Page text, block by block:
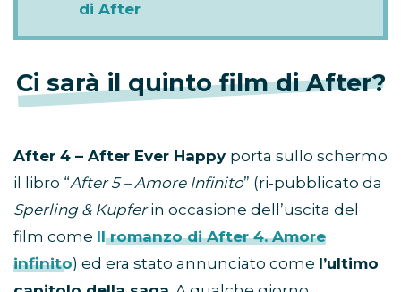
di After
Ci sarà il quinto film di After?
After 4 – After Ever Happy porta sullo schermo
il libro “After 5 – Amore Infinito” (ri-pubblicato da
Sperling & Kupferin occasione dell’uscita del
film come Il romanzo di After 4. Amore
infinito) ed era stato annunciato come l’ultimo